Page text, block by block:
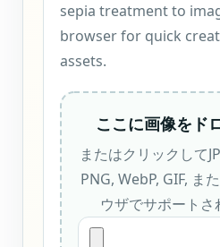
sepia treatment to
browser for quick
assets.
ここに画像をド
またはクリックして
PNG, WebP, GIF, ま
ウザでサポート